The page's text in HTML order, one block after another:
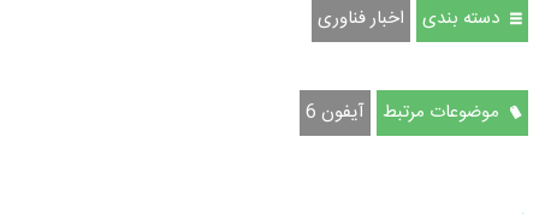
دسته بندی اخبار فناوری
موضوعات مرتبط آیفون 6